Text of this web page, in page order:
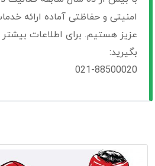
امنیتی و حفاظتی آماده ارائه
عزیز هستیم. برای اطلاعات
بگیرید:
021-88500020